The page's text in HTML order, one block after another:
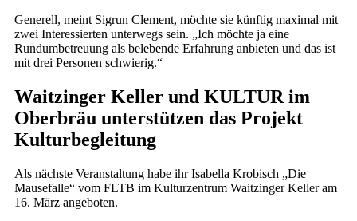
Generell, meint Sigrun Clement, möchte sie künftig maximal mit
zwei Interessierten unterwegs sein. „Ich möchte ja eine
Rundumbetreuung als belebende Erfahrung anbieten und das ist
mit drei Personen schwierig.“
Waitzinger Keller und KULTUR im
Oberbräu unterstützen das Projekt
Kulturbegleitung
Als nächste Veranstaltung habe ihr Isabella Krobisch „Die
Mausefalle“ vom FLTB im Kulturzentrum Waitzinger Keller am
16. März angeboten.